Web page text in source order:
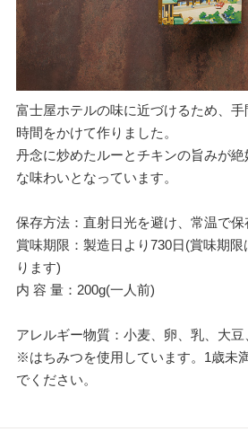
富士屋ホテルの味に近づけるため、
時間をかけて作りました。
丹念に炒めたルーとチキンの旨みが
な味わいとなっています。
保存方法：直射日光を避け、常温で
賞味期限：製造日より730日(賞味期
ります)
内 容 量：200g(一人前)
アレルギー物質：小麦、卵、乳、大
※はちみつを使用しています。1歳未
でください。